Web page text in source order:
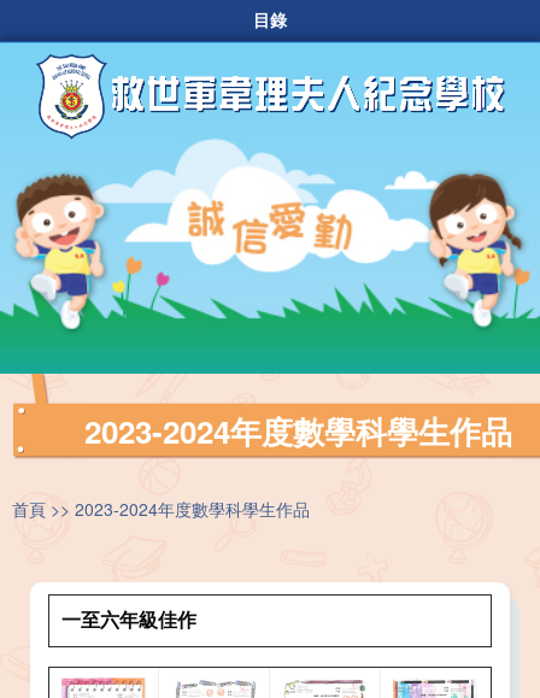
目錄
2023-2024年度數學科學生作品
首頁 2023-2024年度數學科學生作品
一至六年級佳作